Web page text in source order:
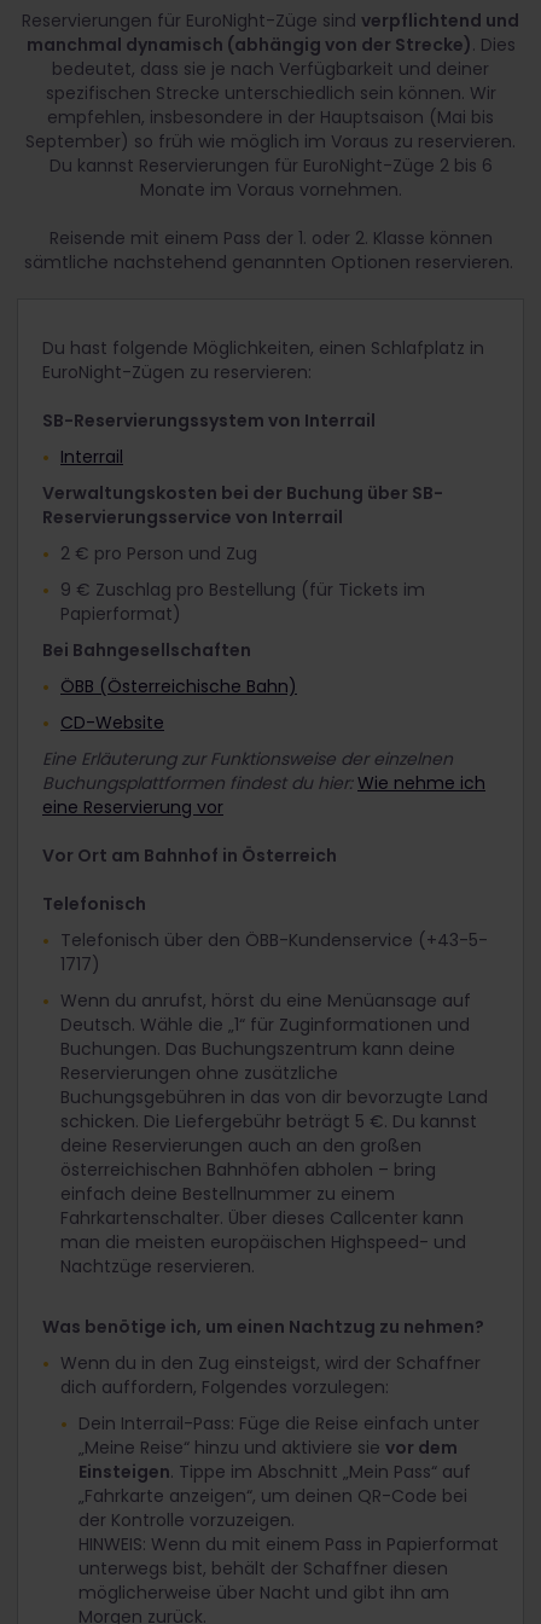
EN Canopus:Zürich – Frankfurt – Leipzig – Prag
(EN 40459/40458)*
Bratislava – Wien – Graz – Maribor – Split (EN
1153/1152)
Berlin – Hamburg – Stockholm (EN 346/345)
Basel – Kopenhagen – Malmö (EN 472/473)
* Auf der Strecke Zürich – Prag verkehrt ein von
diesem Waggon gilt keine Reservierungspflicht.
Weitere Informationen zu diesen Verbindungen
Reservierungen für EuroNight-Züge sind verpflichtend und
manchmal dynamisch (abhängig von der Strecke). Dies
bedeutet, dass sie je nach Verfügbarkeit und deiner
spezifischen Strecke unterschiedlich sein können. Wir
empfehlen, insbesondere in der Hauptsaison (Mai bis
September) so früh wie möglich im Voraus zu reservieren.
Du kannst Reservierungen für EuroNight-Züge 2 bis 6
Monate im Voraus vornehmen.
Reisende mit einem Pass der 1. oder 2. Klasse können
sämtliche nachstehend genannten Optionen reservieren.
Du hast folgende Möglichkeiten, einen Schlafplatz in
EuroNight-Zügen zu reservieren:
SB-Reservierungssystem von Interrail
Interrail
Verwaltungskosten bei der Buchung über SB-
Reservierungsservice von Interrail
2 € pro Person und Zug
9 € Zuschlag pro Bestellung (für Tickets im
Papierformat)
Bei Bahngesellschaften
ÖBB (Österreichische Bahn)
CD-Website
Eine Erläuterung zur Funktionsweise der einzelnen
Buchungsplattformen findest du hier: Wie nehme ich
eine Reservierung vor
Vor Ort am Bahnhof in Österreich
Telefonisch
Telefonisch über den ÖBB-Kundenservice (+43-5-
1717)
Wenn du anrufst, hörst du eine Menüansage auf
Deutsch. Wähle die „1“ für Zuginformationen und
Buchungen. Das Buchungszentrum kann deine
Reservierungen ohne zusätzliche
Buchungsgebühren in das von dir bevorzugte Land
schicken. Die Liefergebühr beträgt 5 €. Du kannst
deine Reservierungen auch an den großen
österreichischen Bahnhöfen abholen – bring
einfach deine Bestellnummer zu einem
Fahrkartenschalter. Über dieses Callcenter kann
man die meisten europäischen Highspeed- und
Nachtzüge reservieren.
Was benötige ich, um einen Nachtzug zu nehmen?
Wenn du in den Zug einsteigst, wird der Schaffner
dich auffordern, Folgendes vorzulegen:
Dein Interrail-Pass: Füge die Reise einfach unter
„Meine Reise“ hinzu und aktiviere sie vor dem
Einsteigen. Tippe im Abschnitt „Mein Pass“ auf
„Fahrkarte anzeigen“, um deinen QR-Code bei
der Kontrolle vorzuzeigen.
HINWEIS: Wenn du mit einem Pass in Papierformat
unterwegs bist, behält der Schaffner diesen
möglicherweise über Nacht und gibt ihn am
Morgen zurück.